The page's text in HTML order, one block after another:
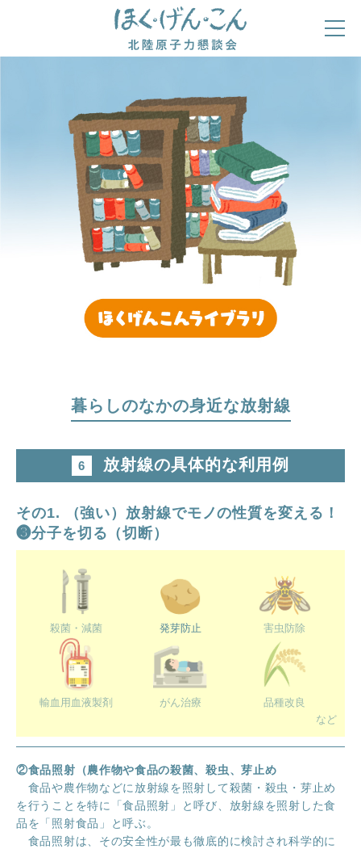
暮らしのなかの身近な放射線
6 放射線の具体的な利用例
その1. （強い）放射線でモノの性質を変える！
❸分子を切る（切断）
殺菌・減菌 発芽防止 害虫防除
輸血用血液製剤 がん治療
品種改良
など
②食品照射（農作物や食品の殺菌、殺虫、芽止め
食品や農作物などに放射線を照射して殺菌・殺虫・芽止め
を行うことを特に「食品照射」と呼び、放射線を照射した食
品を「照射食品」と呼ぶ。
食品照射は、その安全性が最も徹底的に検討され科学的に